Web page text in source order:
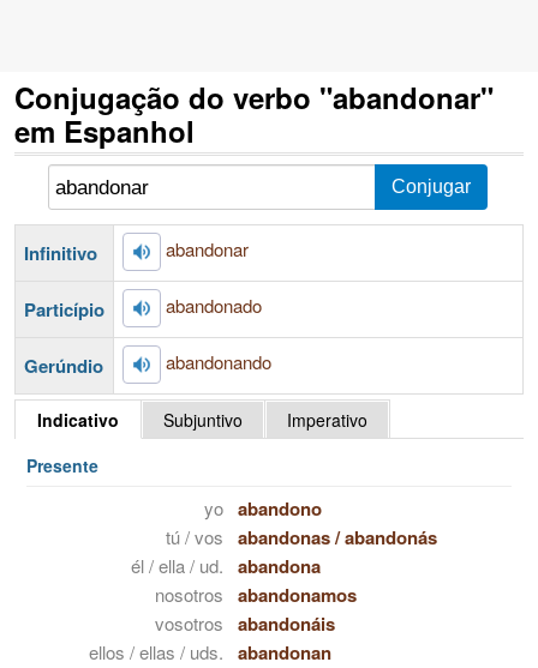
Conjugação do verbo "abandonar"
em Espanhol
Infinitivo abandonar
Particípio abandonado
Gerúndio abandonando
Indicativo Subjuntivo
Imperativo
Presente
yo abandono
tú / vos abandonas/abandonás
él / ella / ud. abandona
nosotros abandonamos
vosotros abandonáis
ellos / ellas / uds. abandonan